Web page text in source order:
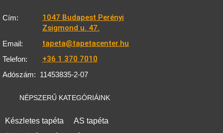
Cím:
1047 Budapest Perényi
Zsigmond u. 47.
Email: tapeta@tapetacenter.hu
Telefon: +36 1 370 7010
Adószám: 11453835-2-07
NÉPSZERŰ KATEGÓRIÁINK
Készletes tapéta
AS tapéta